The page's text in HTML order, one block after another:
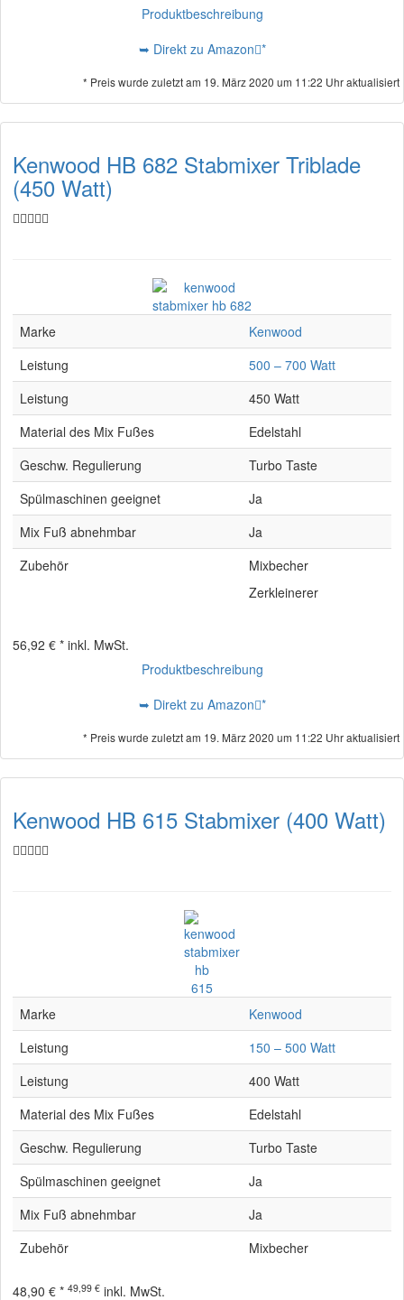
Produktbeschreibung
➥ Direkt zu Amazon *
* Preis wurde zuletzt am 19. März 2020 um 11:22 Uhr aktualisiert
Kenwood HB 682 Stabmixer Triblade
(450 Watt)
Marke
Kenwood
Leistung
500 – 700 Watt
Leistung
450 Watt
Material des Mix Fußes
Edelstahl
Geschw. Regulierung
Turbo Taste
Spülmaschinen geeignet
Ja
Mix Fuß abnehmbar
Ja
Zubehör
Mixbecher
Zerkleinerer
56,92 € * inkl. MwSt.
Produktbeschreibung
➥ Direkt zu Amazon *
* Preis wurde zuletzt am 19. März 2020 um 11:22 Uhr aktualisiert
Kenwood HB 615 Stabmixer (400 Watt)
Marke
Kenwood
Leistung
150 – 500 Watt
Leistung
400 Watt
Material des Mix Fußes
Edelstahl
Geschw. Regulierung
Turbo Taste
Spülmaschinen geeignet
Ja
Mix Fuß abnehmbar
Ja
Zubehör
Mixbecher
48,90 € * 49,99 € inkl. MwSt.